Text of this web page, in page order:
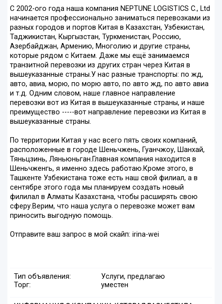
С 2002-ого года наша компания NEPTUNE LOGISTICS C., Ltd
начинается профессионально заниматься перевозками из
разных городов и портов Китая в Казахстан, Узбекистан,
Таджикистан, Кыргызстан, Туркменистан, Россию,
Азербайджан, Армению, Многолию и другие страны,
которые рядом с Китаем. Даже мы ещё занимаемся
транзитной перевозки из других стран через Китая в
вышеуказанные страны.У нас разные транспорты: по жд,
авто, авиа, морю, по морю авто, по авто жд, по авто авиа
и т.д. Одним словом, наше главное направление
перевозки вот из Китая в вышеуказанные страны, и наше
преимущество -----вот направление перевозки из Китая в
вышеуказанные страны.
По территории Китая у нас всего пять своих компаний,
расположенные в городе Шеньчжень, Гуанчжоу, Шанхай,
Тяньцзинь, Ляньюньган.Главная компания находится в
Шеньчженгь, я именно здесь работаю.Кроме этого, в
Ташкенте Узбекистана тоже есть наш свой филиал, а в
сентябре этого года мы планируем создать новый
филилал в Алматы Казахстана, чтобы расширять свою
сферу.Верим, что наша услуга о перевозке может вам
приносить выгодную помощь.
Отправите ваш запрос в мой скайп: irina-wei
Тип объявления:
Услуги, предлагаю
Торг:
уместен